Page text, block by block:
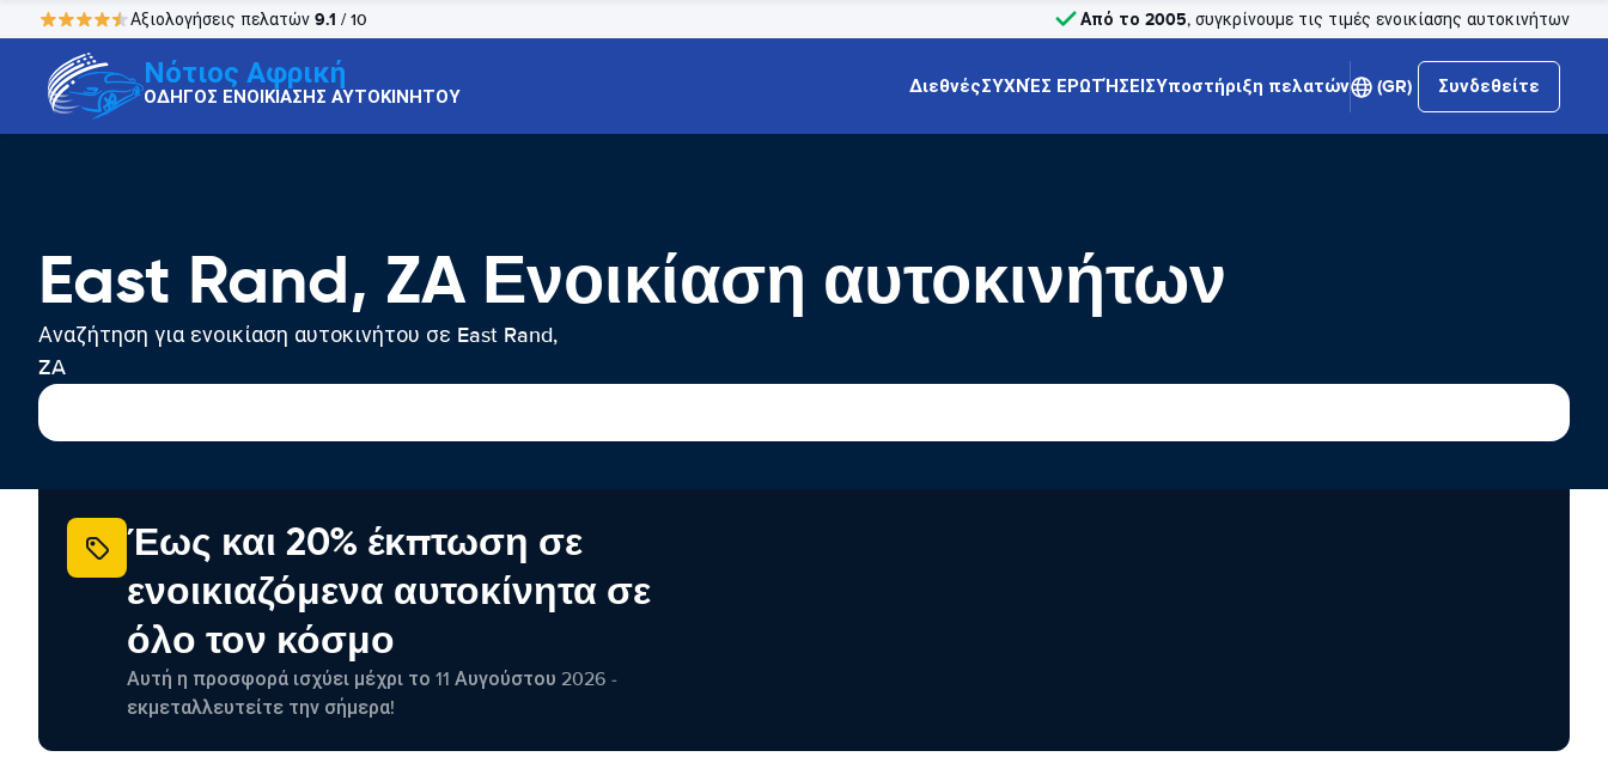
Αξιολογήσεις πελατών 9.1 / 10 Από το 2005, συγκρίνουμε τις τιμές ενοικίασης αυτοκινήτων
Νότιος Αφρική
ΟΔΗΓΟΣ ΕΝΟΙΚΙΑΣΗΣ ΑΥΤΟΚΙΝΗΤΟΥ ΔιεθνέςΣΥΧΝΈΣ ΕΡΩΤΉΣΕΙΣΥποστήριξη πελατών (GR) Συνδεθείτε
East Rand, ZA Ενοικίαση αυτοκινήτων
Αναζήτηση για ενοικίαση αυτοκινήτου σε East Rand,
ZA
Έως και 20% έκπτωση σε
ενοικιαζόμενα αυτοκίνητα σε
όλο τον κόσμο
Αυτή η προσφορά ισχύει μέχρι το 11 Αυγούστου 2026 -
εκμεταλλευτείτε την σήμερα!